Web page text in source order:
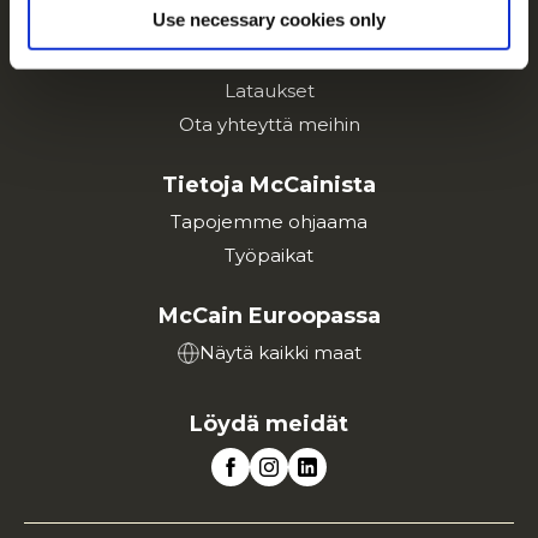
Use necessary cookies only
Tuotemerkit
Inspiraatiot
Lataukset
Ota yhteyttä meihin
Tietoja McCainista
Tapojemme ohjaama
Työpaikat
McCain Euroopassa
Näytä kaikki maat
Löydä meidät